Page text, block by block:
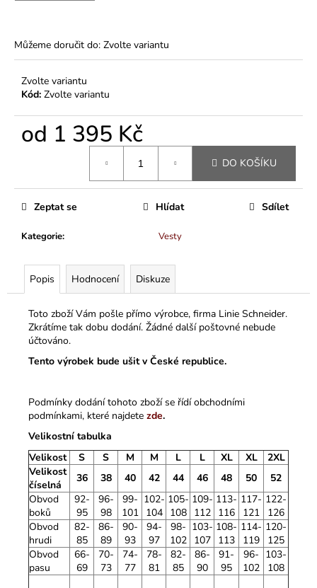
Můžeme doručit do: Zvolte variantu
Zvolte variantu
Kód: Zvolte variantu
od 1 395 Kč
DO KOŠÍKU
Kategorie: Vesty
Zeptat se Hlídat Sdílet
Popis Hodnocení Diskuze
Toto zboží Vám pošle přímo výrobce, firma Linie Schneider.
Zkrátíme tak dobu dodání. Žádné další poštovné nebude
účtováno.
Tento výrobek bude ušit v České republice.
Podmínky dodání tohoto zboží se řídí obchodními
podmínkami, které najdete zde.
Velikostní tabulka
Velikost
S S M M L L XL XL
2XL
Velikost
číselná
36 38 40 42 44 46 48 50
52
Obvod
boků
92-
95
96-
98
99-
101
102-
104
105-
108
109-
112
113-
116
117-
121
122-
126
Obvod
hrudi
82-
85
86-
89
90-
93
94-
97
98-
102
103-
107
108-
113
114-
119
120-
125
Obvod
pasu
66-
69
70-
73
74-
77
78-
81
82-
85
86-
90
91-
95
96-
102
103-
108